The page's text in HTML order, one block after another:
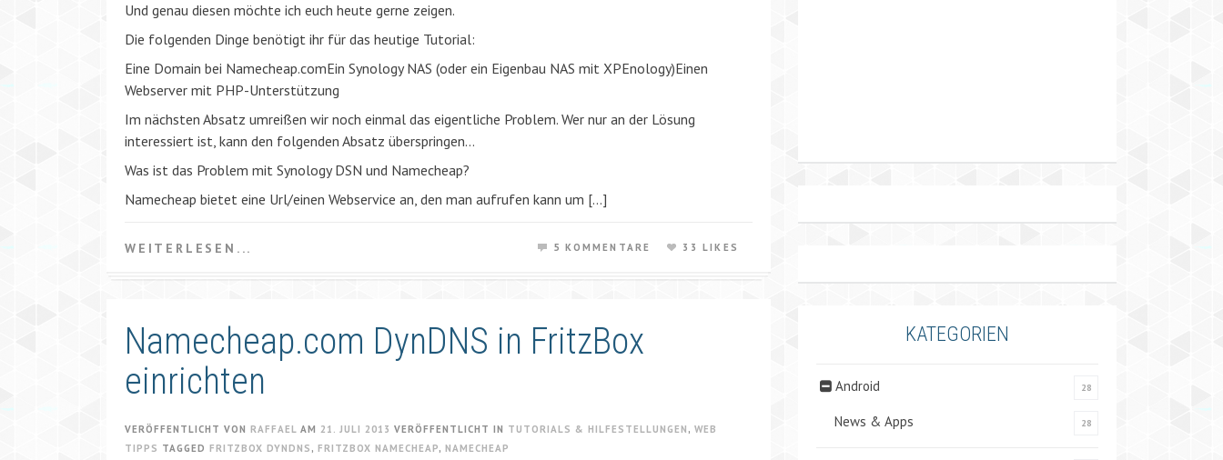
Und genau diesen möchte ich euch heute gerne zeigen.
Die folgenden Dinge benötigt ihr für das heutige Tutorial:
Eine Domain bei Namecheap.comEin Synology NAS (oder ein Eigenbau NAS mit XPEnology)Einen
Webserver mit PHP-Unterstützung
Im nächsten Absatz umreißen wir noch einmal das eigentliche Problem. Wer nur an der Lösung
interessiert ist, kann den folgenden Absatz überspringen…
Was ist das Problem mit Synology DSN und Namecheap?
Namecheap bietet eine Url/einen Webservice an, den man aufrufen kann um […]
WEITERLESEN... 5 KOMMENTARE 33 LIKES
Namecheap.com DynDNS in FritzBox
einrichten
VERÖFFENTLICHT VON RAFFAEL AM 21. JULI 2013 VERÖFFENTLICHT IN TUTORIALS & HILFESTELLUNGEN , WEB
TIPPS TAGGED FRITZBOX DYNDNS , FRITZBOX NAMECHEAP, NAMECHEAP
KATEGORIEN
Android 28
News & Apps 28